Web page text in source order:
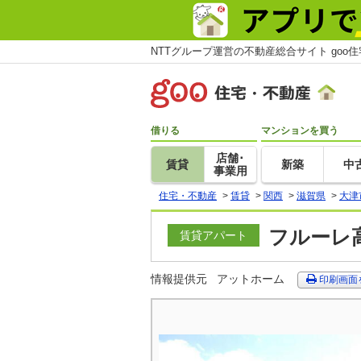
NTTグループ運営の不動産総合サイト goo
借りる
賃貸
店舗･
事業用
マンションを買う
新築 中
住宅・不動産 > 賃貸 > 関西 > 滋賀県 > 大津
賃貸アパート フルーレ
情報提供元 アットホーム 印刷画面